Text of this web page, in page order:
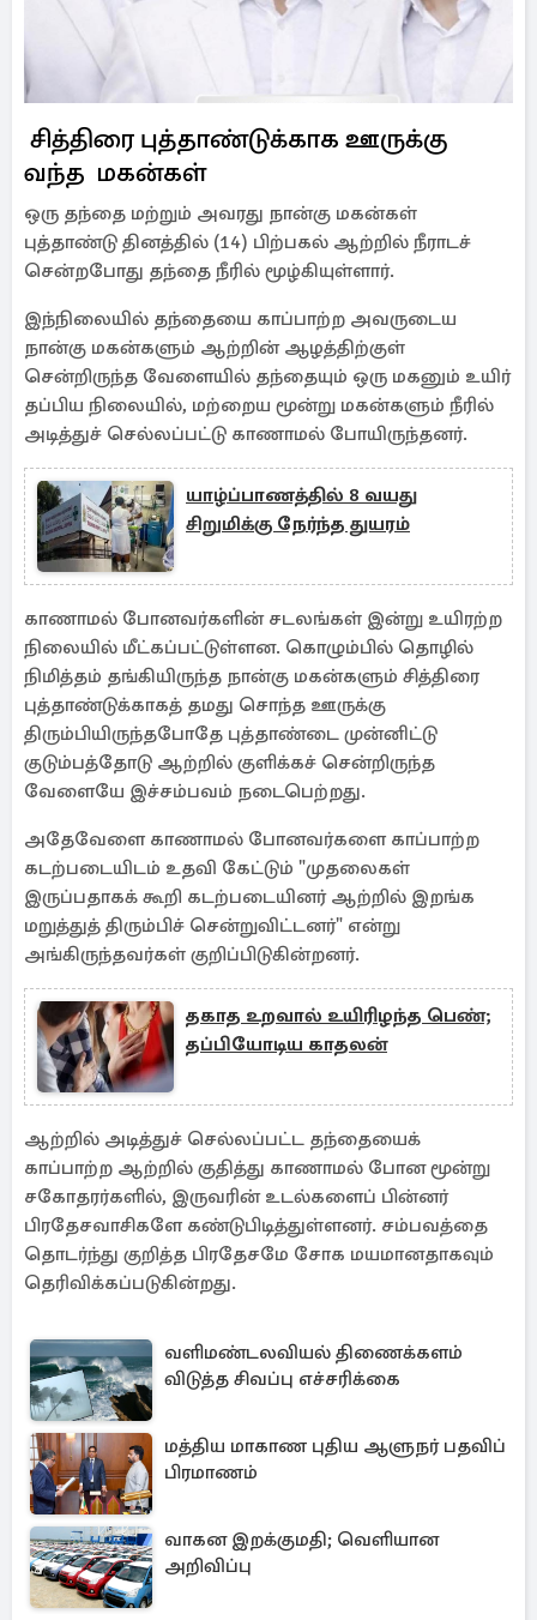
சித்திரை புத்தாண்டுக்காக ஊருக்கு
வந்த மகன்கள்
ஒரு தந்தை மற்றும் அவரது நான்கு மகன்கள்
புத்தாண்டு தினத்தில் (14) பிற்பகல் ஆற்றில் நீராடச்
சென்றபோது தந்தை நீரில் மூழ்கியுள்ளார்.
இந்நிலையில் தந்தையை காப்பாற்ற அவருடைய
நான்கு மகன்களும் ஆற்றின் ஆழத்திற்குள்
சென்றிருந்த வேளையில் தந்தையும் ஒரு மகனும் உயிர்
தப்பிய நிலையில், மற்றைய மூன்று மகன்களும் நீரில்
அடித்துச் செல்லப்பட்டு காணாமல் போயிருந்தனர்.
யாழ்ப்பாணத்தில் 8 வயது
சிறுமிக்கு நேர்ந்த துயரம்
காணாமல் போனவர்களின் சடலங்கள் இன்று உயிரற்ற
நிலையில் மீட்கப்பட்டுள்ளன. கொழும்பில் தொழில்
நிமித்தம் தங்கியிருந்த நான்கு மகன்களும் சித்திரை
புத்தாண்டுக்காகத் தமது சொந்த ஊருக்கு
திரும்பியிருந்தபோதே புத்தாண்டை முன்னிட்டு
குடும்பத்தோடு ஆற்றில் குளிக்கச் சென்றிருந்த
வேளையே இச்சம்பவம் நடைபெற்றது.
அதேவேளை காணாமல் போனவர்களை காப்பாற்ற
கடற்படையிடம் உதவி கேட்டும் "முதலைகள்
இருப்பதாகக் கூறி கடற்படையினர் ஆற்றில் இறங்க
மறுத்துத் திரும்பிச் சென்றுவிட்டனர்" என்று
அங்கிருந்தவர்கள் குறிப்பிடுகின்றனர்.
தகாத உறவால் உயிரிழந்த பெண்;
தப்பியோடிய காதலன்
ஆற்றில் அடித்துச் செல்லப்பட்ட தந்தையைக்
காப்பாற்ற ஆற்றில் குதித்து காணாமல் போன மூன்று
சகோதரர்களில், இருவரின் உடல்களைப் பின்னர்
பிரதேசவாசிகளே கண்டுபிடித்துள்ளனர். சம்பவத்தை
தொடர்ந்து குறித்த பிரதேசமே சோக மயமானதாகவும்
தெரிவிக்கப்படுகின்றது.
வளிமண்டலவியல் திணைக்களம்
விடுத்த சிவப்பு எச்சரிக்கை
மத்திய மாகாண புதிய ஆளுநர் பதவிப்
பிரமாணம்
வாகன இறக்குமதி; வெளியான
அறிவிப்பு